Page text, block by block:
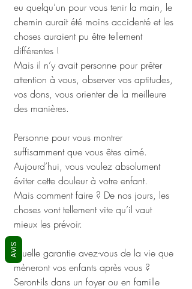
eu quelqu’un pour vous tenir la main, le
chemin aurait été moins accidenté et les
choses auraient pu être tellement
différentes !
Mais il n’y avait personne pour prêter
attention à vous, observer vos aptitudes,
vos dons, vous orienter de la meilleure
des manières.
Personne pour vous montrer
suffisamment que vous êtes aimé.
Aujourd’hui, vous voulez absolument
éviter cette douleur à votre enfant.
Mais comment faire ? De nos jours, les
choses vont tellement vite qu’il vaut
mieux les prévoir.
Quelle garantie avez-vous de la vie que
mèneront vos enfants après vous ?
Seront-ils dans un foyer ou en famille
AVIS